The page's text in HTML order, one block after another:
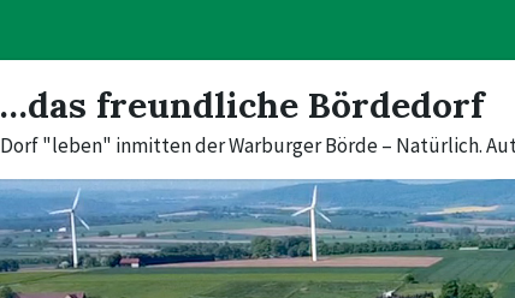
…das freundliche Bördedorf
Dorf "leben" inmitten der Warburger Börde – Natürlich.